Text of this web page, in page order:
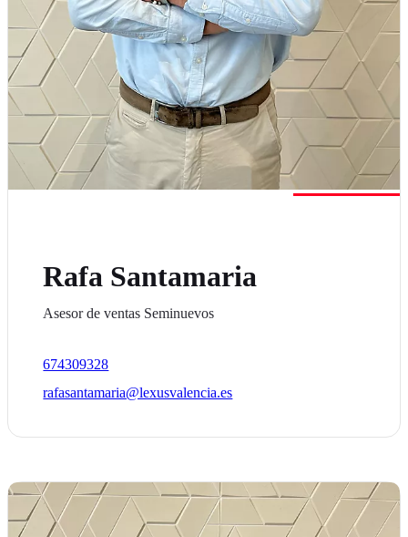
Rafa Santamaria
Asesor de ventas Seminuevos
674309328
rafasantamaria@lexusvalencia.es